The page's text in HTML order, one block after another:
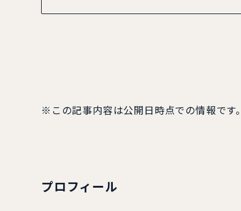
※この記事内容は公開日時点での情報です。
プロフィール